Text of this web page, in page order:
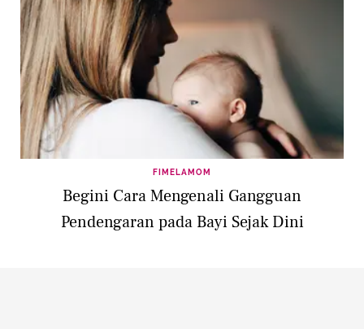
FIMELAMOM
Begini Cara Mengenali Gangguan
Pendengaran pada Bayi Sejak Dini